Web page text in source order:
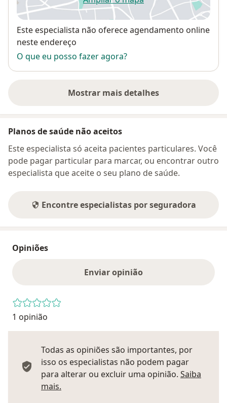
abre num novo separador
Disponibilidade
Este especialista não oferece agendamento online
neste endereço
O que eu posso fazer agora?
Mostrar mais detalhes
sobre o endereço
Planos de saúde não aceitos
Este especialista só aceita pacientes particulares. Você
pode pagar particular para marcar, ou encontrar outro
especialista que aceite o seu plano de saúde.
Encontre especialistas por seguradora
Opiniões
Enviar opinião
1 opinião
Todas as opiniões são importantes, por
isso os especialistas não podem pagar
para alterar ou excluir uma opinião. Saiba
mais.